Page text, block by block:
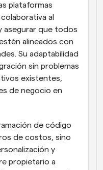
plataformas
al
asegurar que todos
alineados con
Su adaptabilidad
sin problemas
existentes,
de negocio en
de código
de costos, sino
y
propietario a